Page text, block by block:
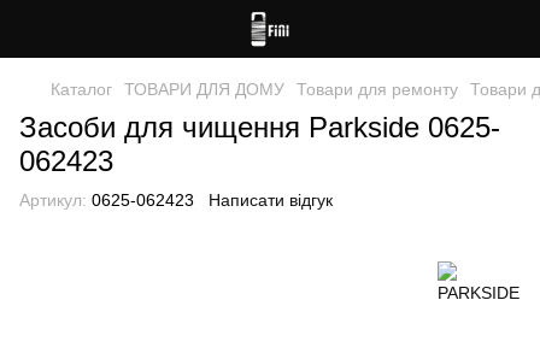
Каталог ТОВАРИ ДЛЯ ДОМУ Товари для ремонту Товари
Засоби для чищення Parkside 0625-
062423
Артикул: 0625-062423 Написати відгук